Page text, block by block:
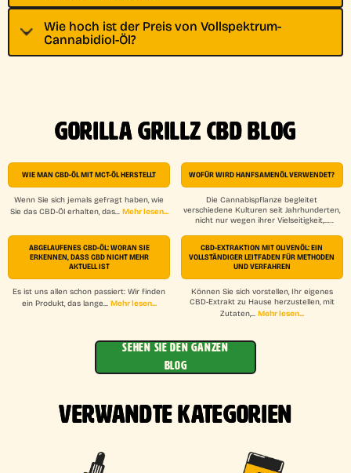
Wie hoch ist der Preis von Vollspektrum-
Cannabidiol-Öl?
GORILLA GRILLZ CBD BLOG
WIE MAN CBD-ÖL MIT MCT-ÖL HERSTELLT
Wenn Sie sich jemals gefragt haben, wie
Sie das CBD-Öl erhalten, das... Mehr lesen...
WOFÜR WIRD HANFSAMENÖL VERWENDET?
Die Cannabispflanze begleitet
verschiedene Kulturen seit Jahrhunderten,
nicht nur wegen ihrer Vielseitigkeit,...
ABGELAUFENES CBD-ÖL: WORAN SIE
ERKENNEN, DASS CBD NICHT MEHR
AKTUELL IST
Es ist uns allen schon passiert: Wir finden
ein Produkt, das lange... Mehr lesen...
CBD-EXTRAKTION MIT OLIVENÖL: EIN
VOLLSTÄNDIGER LEITFADEN FÜR METHODEN
UND VERFAHREN
Können Sie sich vorstellen, Ihr eigenes
CBD-Extrakt zu Hause herzustellen, mit
Zutaten,... Mehr lesen...
SEHEN SIE DEN GANZEN
BLOG
VERWANDTE KATEGORIEN